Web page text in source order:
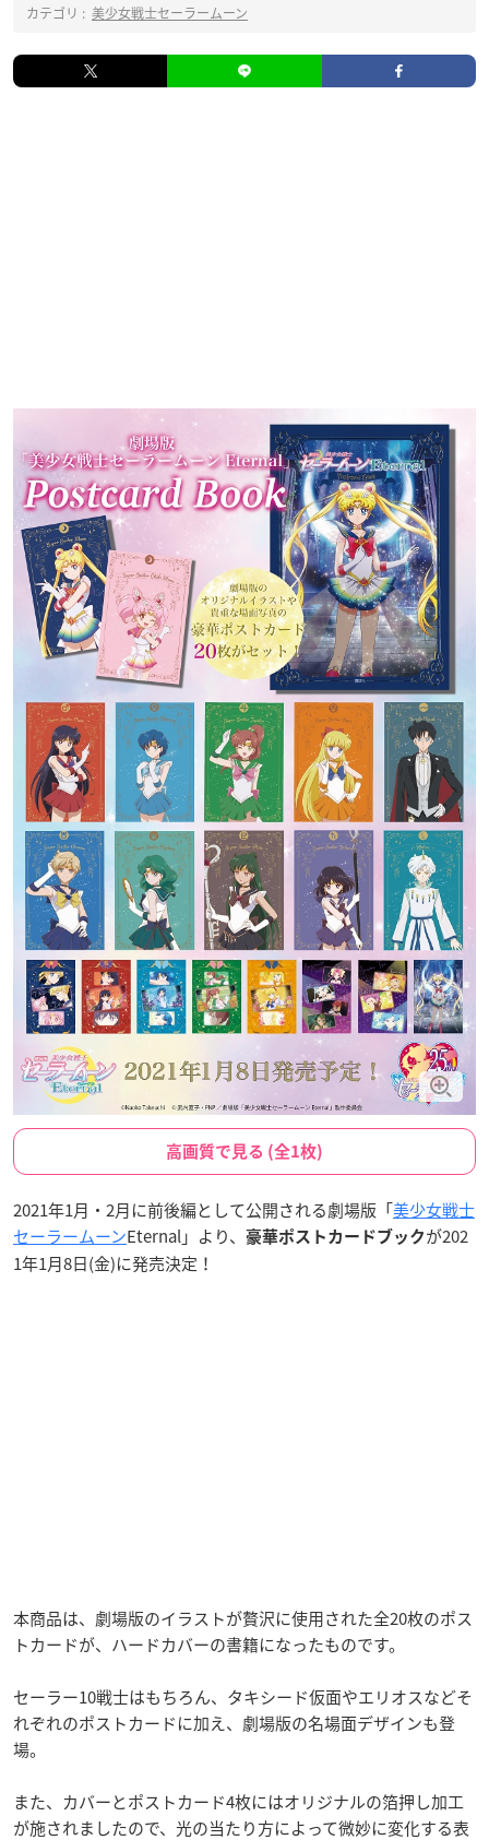
カテゴリ : 美少女戦士セーラームーン
高画質で見る (全1枚)
2021年1月・2月に前後編として公開される劇場版「美少女戦士
セーラームーンEternal」より、 豪華ポストカードブック が202
1年1月8日(金)に発売決定！
本商品は、劇場版のイラストが贅沢に使用された全20枚のポス
トカードが、ハードカバーの書籍になったものです。
セーラー10戦士はもちろん、タキシード仮面やエリオスなどそ
れぞれのポストカードに加え、劇場版の名場面デザインも登
場。
また、カバーとポストカード4枚にはオリジナルの箔押し加工
が施されましたので、光の当たり方によって微妙に変化する表